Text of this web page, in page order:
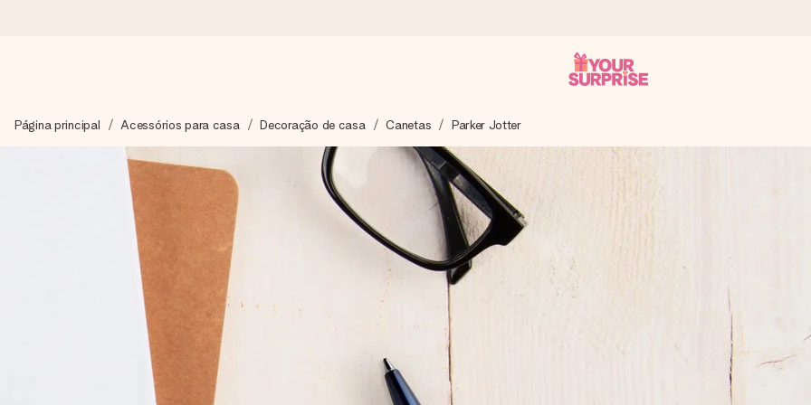
Preparamos o teu presente com toda a atenção e enviamos num instante - para que possas oferece-lo na hora certa, quando
4,7 (com base em +15.000 avaliações)
Os nossos presentes inspiram. Os clientes avaliam-nos com 4,7 no Google Reviews.
Cartão com mensagem grátis
Cria algo único em apenas alguns passos - com o nome dela, uma foto ou uma mensagem que realmente toca o coração. Sem
Página principal Acessórios para casa Decoração de casa Canetas Parker Jotter